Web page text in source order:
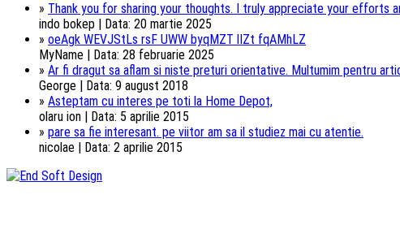
» Thank you for sharing your thoughts. I truly appreciate your efforts
indo bokep | Data: 20 martie 2025
» oeAgk WEVJStLs rsF UWW byqMZT lIZt fqAMhLZ
MyName | Data: 28 februarie 2025
» Ar fi dragut sa aflam si niste preturi orientative. Multumim pentru
George | Data: 9 august 2018
» Asteptam cu interes pe toti la Home Depot,
olaru ion | Data: 5 aprilie 2015
» pare sa fie interesant. pe viitor am sa il studiez mai cu atentie.
nicolae | Data: 2 aprilie 2015